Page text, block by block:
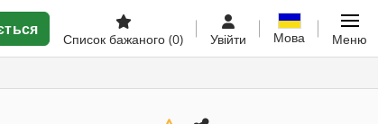
Список бажаного (0) Увійти Мова Меню